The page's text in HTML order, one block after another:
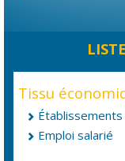
Tissu
Établissements
Emploi salarié